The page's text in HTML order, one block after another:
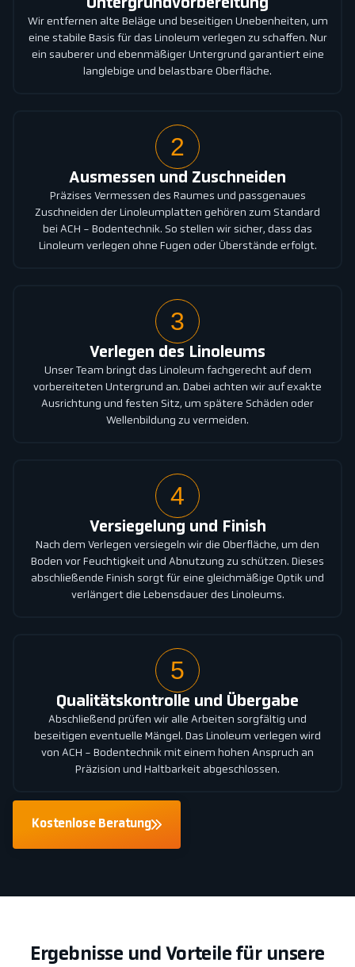
Untergrundvorbereitung
Wir entfernen alte Beläge und beseitigen Unebenheiten, um
eine stabile Basis für das Linoleum verlegen zu schaffen. Nur
ein sauberer und ebenmäßiger Untergrund garantiert eine
langlebige und belastbare Oberfläche.
2
Ausmessen und Zuschneiden
Präzises Vermessen des Raumes und passgenaues
Zuschneiden der Linoleumplatten gehören zum Standard
bei ACH - Bodentechnik. So stellen wir sicher, dass das
Linoleum verlegen ohne Fugen oder Überstände erfolgt.
3
Verlegen des Linoleums
Unser Team bringt das Linoleum fachgerecht auf dem
vorbereiteten Untergrund an. Dabei achten wir auf exakte
Ausrichtung und festen Sitz, um spätere Schäden oder
Wellenbildung zu vermeiden.
4
Versiegelung und Finish
Nach dem Verlegen versiegeln wir die Oberfläche, um den
Boden vor Feuchtigkeit und Abnutzung zu schützen. Dieses
abschließende Finish sorgt für eine gleichmäßige Optik und
verlängert die Lebensdauer des Linoleums.
5
Qualitätskontrolle und Übergabe
Abschließend prüfen wir alle Arbeiten sorgfältig und
beseitigen eventuelle Mängel. Das Linoleum verlegen wird
von ACH - Bodentechnik mit einem hohen Anspruch an
Präzision und Haltbarkeit abgeschlossen.
Kostenlose Beratung
Ergebnisse und Vorteile für unsere